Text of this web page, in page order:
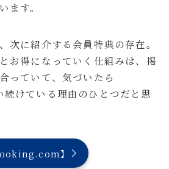
ます。
次に紹介する会員特典の存在。
お得になっていく仕組みは、掲
っていて、気づいたら
けている理由のひとつだと思
】